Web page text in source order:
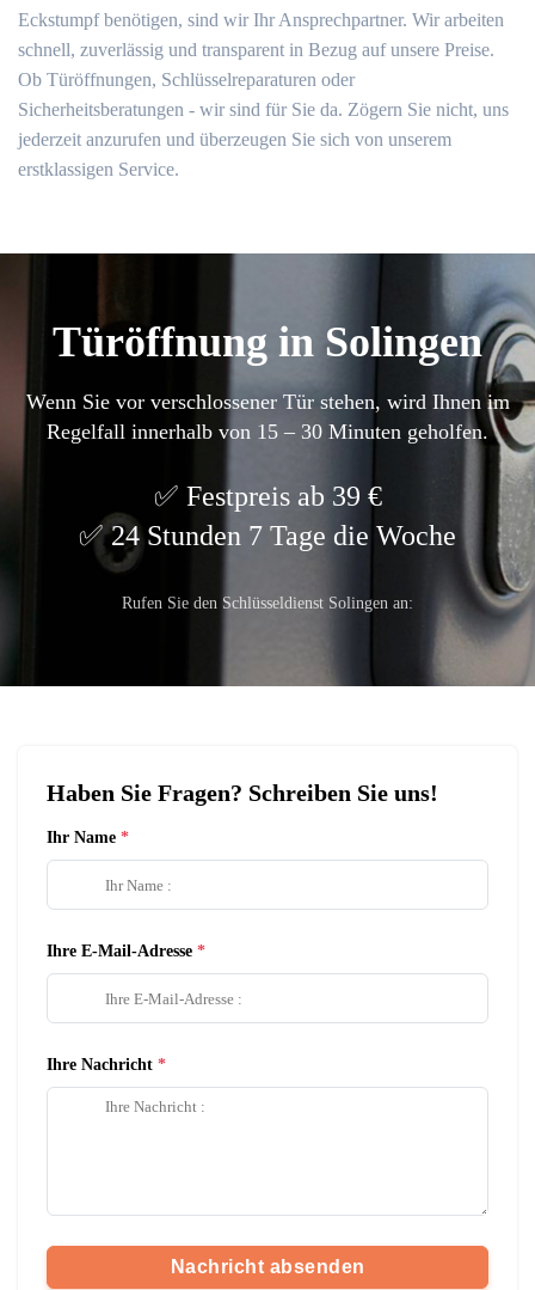
Eckstumpf benötigen, sind wir Ihr Ansprechpartner. Wir arbeiten
schnell, zuverlässig und transparent in Bezug auf unsere Preise.
Ob Türöffnungen, Schlüsselreparaturen oder
Sicherheitsberatungen - wir sind für Sie da. Zögern Sie nicht, uns
jederzeit anzurufen und überzeugen Sie sich von unserem
erstklassigen Service.
Türöffnung in Solingen
Wenn Sie vor verschlossener Tür stehen, wird Ihnen im
Regelfall innerhalb von 15 – 30 Minuten geholfen.
Festpreis ab 39 €
24 Stunden 7 Tage die Woche
Rufen Sie den Schlüsseldienst Solingen an:
Haben Sie Fragen? Schreiben Sie uns!
Ihr Name
Ihre E-Mail-Adresse
Ihre Nachricht
Nachricht absenden